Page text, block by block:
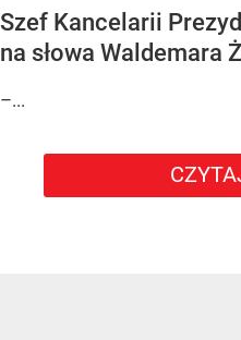
Szef Kancelarii
na słowa Waldemara
–...